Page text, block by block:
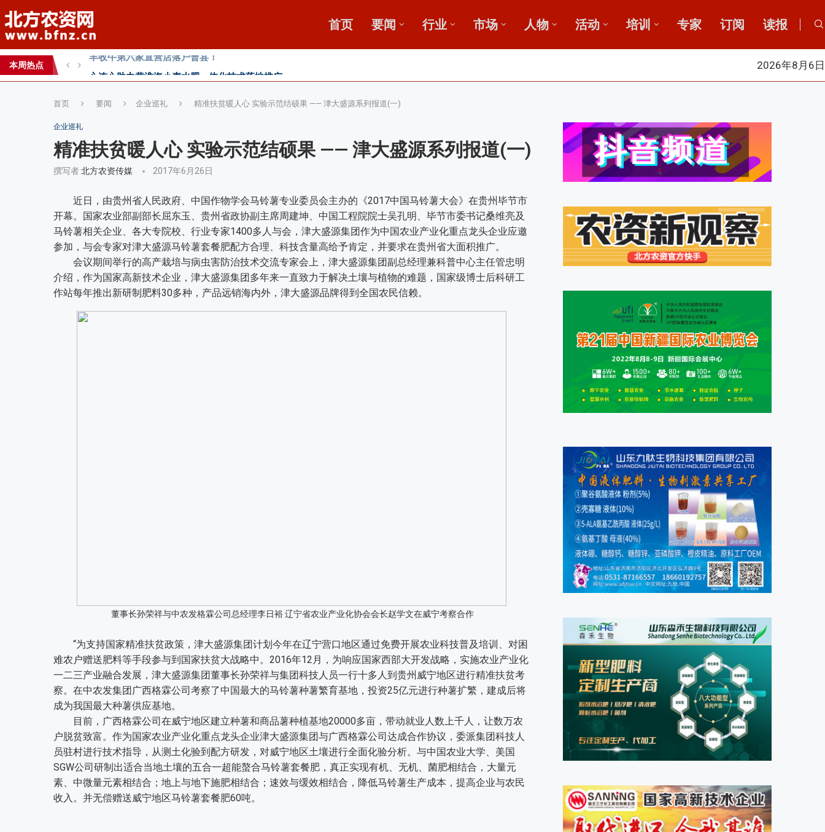
首页 要闻 行业 市场 人物 活动 培训 专家 订阅 读报
本周热点
全国农技推广中心高产示范田测产观摩会见证鄂中肥效
智创未来，和合共生——2026WAFI畜牧科技创新论坛启动会...
2026年8月6日
首页 要闻 企业巡礼 精准扶贫暖人心 实验示范结硕果 —— 津大盛源系列报道(一)
企业巡礼
精准扶贫暖人心 实验示范结硕果 —— 津大盛源系列报道(一)
撰写者北方农资传媒 2017年6月26日
近日，由贵州省人民政府、中国作物学会马铃薯专业委员会主办的《2017中国马铃薯大会》在贵州毕节市
开幕。国家农业部副部长屈东玉、贵州省政协副主席周建坤、中国工程院院士吴孔明、毕节市委书记桑维亮及
马铃薯相关企业、各大专院校、行业专家1400多人与会，津大盛源集团作为中国农业产业化重点龙头企业应邀
参加，与会专家对津大盛源马铃薯套餐肥配方合理、科技含量高给予肯定，并要求在贵州省大面积推广。
会议期间举行的高产栽培与病虫害防治技术交流专家会上，津大盛源集团副总经理兼科普中心主任管忠明
介绍，作为国家高新技术企业，津大盛源集团多年来一直致力于解决土壤与植物的难题，国家级博士后科研工
作站每年推出新研制肥料30多种，产品远销海内外，津大盛源品牌得到全国农民信赖。
董事长孙荣祥与中农发格霖公司总经理李日裕 辽宁省农业产业化协会会长赵学文在威宁考察合作
“为支持国家精准扶贫政策，津大盛源集团计划今年在辽宁营口地区通过免费开展农业科技普及培训、对困
难农户赠送肥料等手段参与到国家扶贫大战略中。2016年12月，为响应国家西部大开发战略，实施农业产业化
一二三产业融合发展，津大盛源集团董事长孙荣祥与集团科技人员一行十多人到贵州威宁地区进行精准扶贫考
察。在中农发集团广西格霖公司考察了中国最大的马铃薯种薯繁育基地，投资25亿元进行种薯扩繁，建成后将
成为我国最大种薯供应基地。
目前，广西格霖公司在威宁地区建立种薯和商品薯种植基地20000多亩，带动就业人数上千人，让数万农
户脱贫致富。作为国家农业产业化重点龙头企业津大盛源集团与广西格霖公司达成合作协议，委派集团科技人
员驻村进行技术指导，从测土化验到配方研发，对威宁地区土壤进行全面化验分析。与中国农业大学、美国
SGW公司研制出适合当地土壤的五合一超能螯合马铃薯套餐肥，真正实现有机、无机、菌肥相结合，大量元
素、中微量元素相结合；地上与地下施肥相结合；速效与缓效相结合，降低马铃薯生产成本，提高企业与农民
收入。并无偿赠送威宁地区马铃薯套餐肥60吨。